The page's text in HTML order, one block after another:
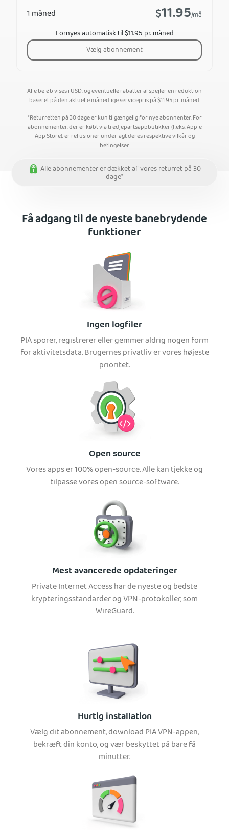
1 måned $11.95/må
Fornyes automatisk til $11.95 pr. måned
Vælg abonnement
Alle beløb vises i USD, og eventuelle rabatter afspejler en reduktion
baseret på den aktuelle månedlige servicepris på$11.95pr. måned.
*Returretten på 30 dage er kun tilgængelig for nye abonnenter. For
abonnementer, der er købt via tredjepartsappbutikker (f.eks. Apple
App Store), er refusioner underlagt deres respektive vilkår og
betingelser.
Alle abonnementer er dækket af vores returret på 30
dage*
Få adgang til de nyeste banebrydende
funktioner
Ingen logfiler
PIA sporer, registrerer eller gemmer aldrig nogen form
for aktivitetsdata. Brugernes privatliv er vores højeste
prioritet.
Open source
Vores apps er 100% open-source. Alle kan tjekke og
tilpasse vores open source-software.
Mest avancerede opdateringer
Private Internet Access har de nyeste og bedste
krypteringsstandarder og VPN-protokoller, som
WireGuard.
Hurtig installation
Vælg dit abonnement, download PIA VPN-appen,
bekræft din konto, og vær beskyttet på bare få
minutter.